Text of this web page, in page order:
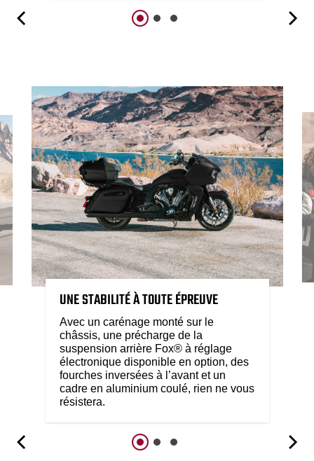
UNE STABILITÉ À TOUTE ÉPREUVE
Avec un carénage monté sur le
châssis, une précharge de la
suspension arrière Fox® à réglage
électronique disponible en option, des
fourches inversées à l’avant et un
cadre en aluminium coulé, rien ne vous
résistera.